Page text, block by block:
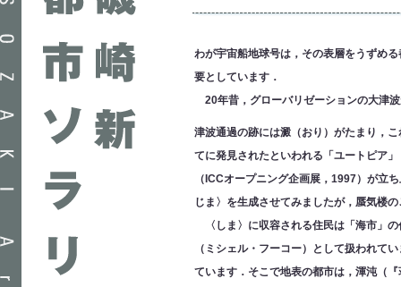
わが宇宙船地球号は，その表層をうずめ
要としています．
20年昔，グローバリゼーションの大津
津波通過の跡には澱（おり）がたまり，
てに発見されたといわれる「ユートピア
（ICCオープニング企画展，1997）が立
じま〉を生成させてみましたが，蜃気楼
〈しま〉に収容される住民は「海市」
（ミシェル・フーコー）として扱われて
ています．そこで地表の都市は，渾沌（